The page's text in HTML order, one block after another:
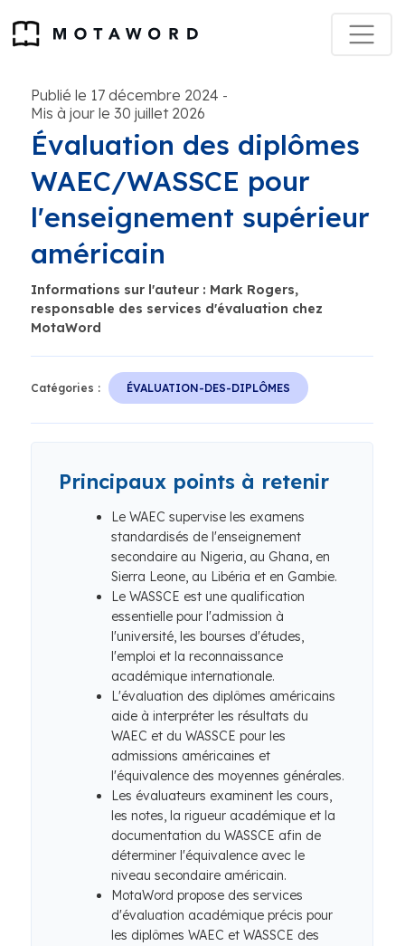
Publié le 17 décembre 2024 -
Mis à jour le 30 juillet 2026
Évaluation des diplômes
WAEC/WASSCE pour
l'enseignement supérieur
américain
Informations sur l'auteur : Mark Rogers,
responsable des services d'évaluation chez
MotaWord
Catégories : ÉVALUATION-DES-DIPLÔMES
Principaux points à retenir
Le WAEC supervise les examens
standardisés de l'enseignement
secondaire au Nigeria, au Ghana, en
Sierra Leone, au Libéria et en Gambie.
Le WASSCE est une qualification
essentielle pour l'admission à
l'université, les bourses d'études,
l'emploi et la reconnaissance
académique internationale.
L'évaluation des diplômes américains
aide à interpréter les résultats du
WAEC et du WASSCE pour les
admissions américaines et
l'équivalence des moyennes générales.
Les évaluateurs examinent les cours,
les notes, la rigueur académique et la
documentation du WASSCE afin de
déterminer l'équivalence avec le
niveau secondaire américain.
MotaWord propose des services
d'évaluation académique précis pour
les diplômes WAEC et WASSCE des